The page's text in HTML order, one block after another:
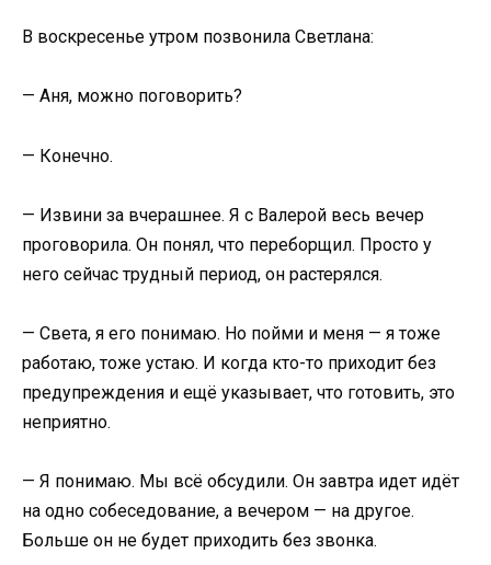
В воскресенье утром позвонила Светлана:
— Аня, можно поговорить?
— Конечно.
— Извини за вчерашнее. Я с Валерой весь вечер
проговорила. Он понял, что переборщил. Просто у
него сейчас трудный период, он растерялся.
— Света, я его понимаю. Но пойми и меня — я тоже
работаю, тоже устаю. И когда кто-то приходит без
предупреждения и ещё указывает, что готовить, это
неприятно.
— Я понимаю. Мы всё обсудили. Он завтра идет идёт
на одно собеседование, а вечером — на другое.
Больше он не будет приходить без звонка.